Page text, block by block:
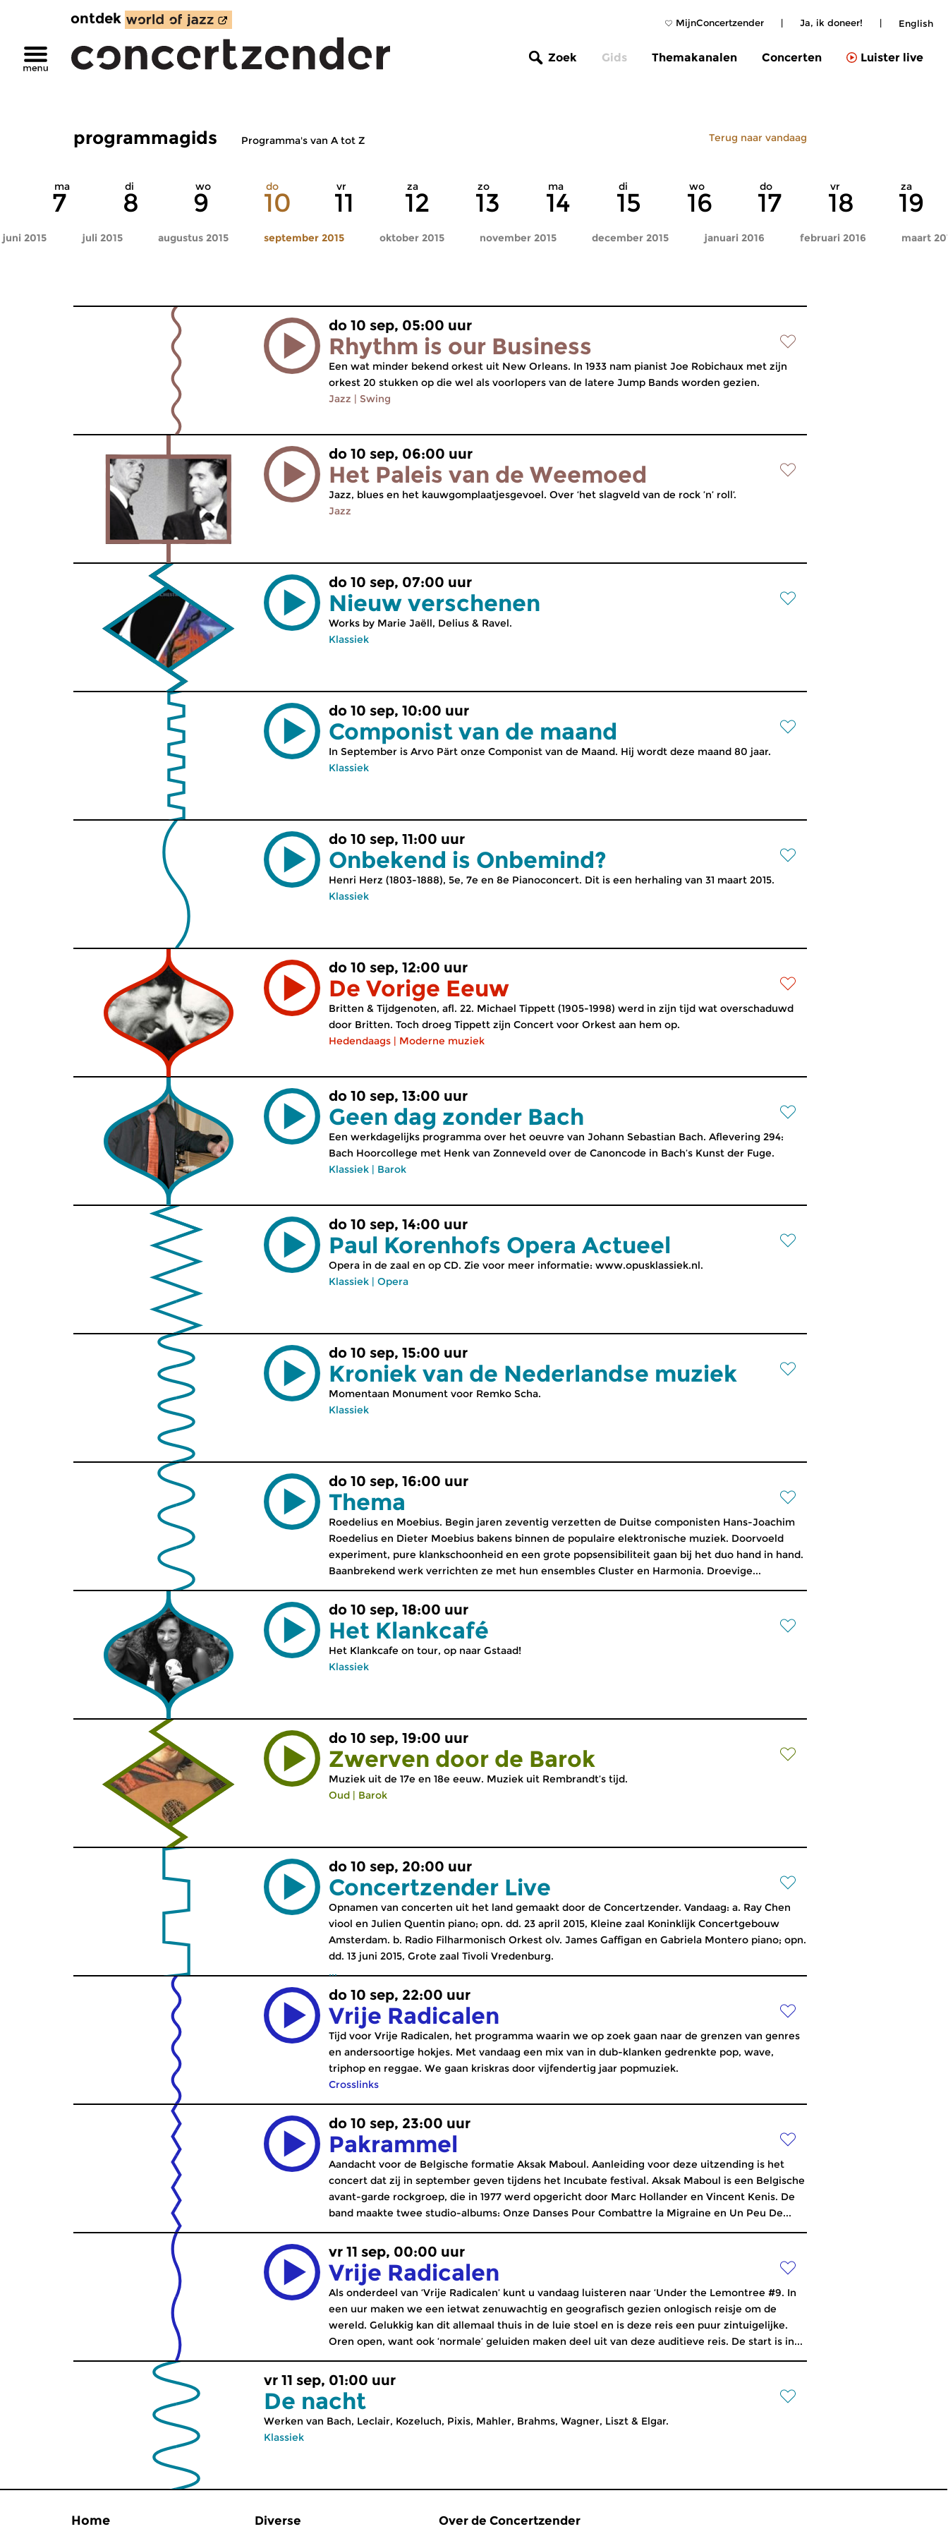
MijnConcertzender | Ja, ik doneer! | English
ontdek
Zoek Gids Themakanalen Concerten Luister live
programmagids Programma's van A tot Z Terug naar vandaag
ma
7
di
8
wo
9
do
10
vr
11
za
12
zo
13
ma
14
di
15
wo
16
do
17
vr
18
za
19
juni 2015 juli 2015 augustus 2015 september 2015 oktober 2015 november 2015 december 2015 januari 2016 februari 2016 maart
do 10 sep, 05:00 uur
Rhythm is our Business
Een wat minder bekend orkest uit New Orleans. In 1933 nam pianist Joe Robichaux met zijn
orkest 20 stukken op die wel als voorlopers van de latere Jump Bands worden gezien.
Jazz | Swing
do 10 sep, 06:00 uur
Het Paleis van de Weemoed
Jazz, blues en het kauwgomplaatjesgevoel. Over ‘het slagveld van de rock ’n’ roll’.
Jazz
do 10 sep, 07:00 uur
Nieuw verschenen
Works by Marie Jaëll, Delius & Ravel.
Klassiek
do 10 sep, 10:00 uur
Componist van de maand
In September is Arvo Pärt onze Componist van de Maand. Hij wordt deze maand 80 jaar.
Klassiek
do 10 sep, 11:00 uur
Onbekend is Onbemind?
Henri Herz (1803-1888), 5e, 7e en 8e Pianoconcert. Dit is een herhaling van 31 maart 2015.
Klassiek
do 10 sep, 12:00 uur
De Vorige Eeuw
Britten & Tijdgenoten, afl. 22. Michael Tippett (1905-1998) werd in zijn tijd wat overschaduwd
door Britten. Toch droeg Tippett zijn Concert voor Orkest aan hem op.
Hedendaags | Moderne muziek
do 10 sep, 13:00 uur
Geen dag zonder Bach
Een werkdagelijks programma over het oeuvre van Johann Sebastian Bach. Aflevering 294:
Bach Hoorcollege met Henk van Zonneveld over de Canoncode in Bach’s Kunst der Fuge.
Klassiek | Barok
do 10 sep, 14:00 uur
Paul Korenhofs Opera Actueel
Opera in de zaal en op CD. Zie voor meer informatie: www.opusklassiek.nl.
Klassiek | Opera
do 10 sep, 15:00 uur
Kroniek van de Nederlandse muziek
Momentaan Monument voor Remko Scha.
Klassiek
do 10 sep, 16:00 uur
Thema
Roedelius en Moebius. Begin jaren zeventig verzetten de Duitse componisten Hans-Joachim
Roedelius en Dieter Moebius bakens binnen de populaire elektronische muziek. Doorvoeld
experiment, pure klankschoonheid en een grote popsensibiliteit gaan bij het duo hand in hand.
Baanbrekend werk verrichten ze met hun ensembles Cluster en Harmonia. Droevige...
do 10 sep, 18:00 uur
Het Klankcafé
Het Klankcafe on tour, op naar Gstaad!
Klassiek
do 10 sep, 19:00 uur
Zwerven door de Barok
Muziek uit de 17e en 18e eeuw. Muziek uit Rembrandt’s tijd.
Oud | Barok
do 10 sep, 20:00 uur
Concertzender Live
Opnamen van concerten uit het land gemaakt door de Concertzender. Vandaag: a. Ray Chen
viool en Julien Quentin piano; opn. dd. 23 april 2015, Kleine zaal Koninklijk Concertgebouw
Amsterdam. b. Radio Filharmonisch Orkest olv. James Gaffigan en Gabriela Montero piano; opn.
dd. 13 juni 2015, Grote zaal Tivoli Vredenburg.
...
do 10 sep, 22:00 uur
Vrije Radicalen
Tijd voor Vrije Radicalen, het programma waarin we op zoek gaan naar de grenzen van genres
en andersoortige hokjes. Met vandaag een mix van in dub-klanken gedrenkte pop, wave,
triphop en reggae. We gaan kriskras door vijfendertig jaar popmuziek.
Crosslinks
do 10 sep, 23:00 uur
Pakrammel
Aandacht voor de Belgische formatie Aksak Maboul. Aanleiding voor deze uitzending is het
concert dat zij in september geven tijdens het Incubate festival. Aksak Maboul is een Belgische
avant-garde rockgroep, die in 1977 werd opgericht door Marc Hollander en Vincent Kenis. De
band maakte twee studio-albums: Onze Danses Pour Combattre la Migraine en Un Peu De...
vr 11 sep, 00:00 uur
Vrije Radicalen
Als onderdeel van ‘Vrije Radicalen’ kunt u vandaag luisteren naar ‘Under the Lemontree #9. In
een uur maken we een ietwat zenuwachtig en geografisch gezien onlogisch reisje om de
wereld. Gelukkig kan dit allemaal thuis in de luie stoel en is deze reis een puur zintuigelijke.
Oren open, want ook ‘normale’ geluiden maken deel uit van deze auditieve reis. De start is in...
vr 11 sep, 01:00 uur
De nacht
Werken van Bach, Leclair, Kozeluch, Pixis, Mahler, Brahms, Wagner, Liszt & Elgar.
Klassiek
Home Diverse Over de Concertzender